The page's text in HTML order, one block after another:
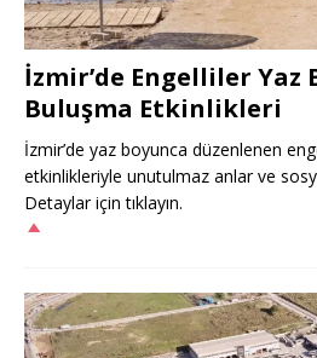
İzmir’de Engelliler Yaz
Buluşma Etkinlikleri
İzmir’de yaz boyunca düzenlenen
etkinlikleriyle unutulmaz anlar ve
Detaylar için tıklayın.